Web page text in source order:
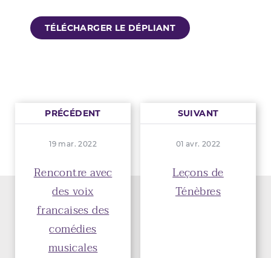
TÉLÉCHARGER LE DÉPLIANT
PRÉCÉDENT
19 mar. 2022
Rencontre avec
des voix
francaises des
comédies
musicales
SUIVANT
01 avr. 2022
Leçons de
Ténèbres